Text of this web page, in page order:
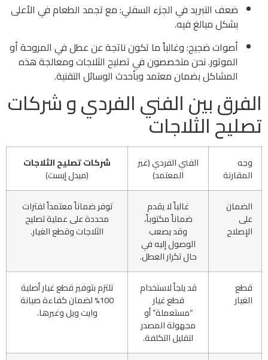
ضعف التبريد في الجزء السفلي: مع تجمد الطعام في الأعلى
بشكل مبالغ فيه.
أصوات ضجيج: وغالباً ما تكون ناتجة عن عطل في المروحة أو
الموتور. نحن متخصصون في تصليح الثلاجات ومعالجة هذه
المشاكل بضمان معتمد وبأحدث الوسائل التقنية.
الفرق بين الفني الفردي و شركات
تصليح الثلاجات
وجه
المقارنة
الفني الفردي (غير
المعتمد)
شركات تصليح الثلاجات
(ميدل إيست)
الضمان
على
الإصلاح
غالباً لا يقدم
ضماناً مكتوباً،
وقد يصعب
الوصول إليه في
حال تكرار العطل.
توفر ضماناً معتمداً لفترات
محددة على عملية تصليح
الثلاجات وقطع الغيار.
قطع
الغيار
قد يلجأ لاستخدام
قطع غيار
“مستعملة” أو
مجهولة المصدر
لتقليل التكلفة.
تلتزم بتوفير قطع غيار أصلية
100% لضمان كفاءة صيانة
وايت ويل وغيرها.